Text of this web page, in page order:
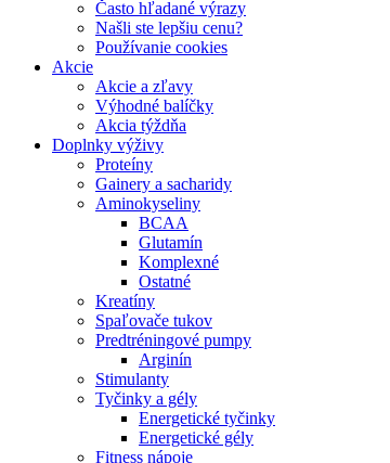
Často hľadané výrazy
Našli ste lepšiu cenu?
Používanie cookies
Akcie
Akcie a zľavy
Výhodné balíčky
Akcia týždňa
Doplnky výživy
Proteíny
Gainery a sacharidy
Aminokyseliny
BCAA
Glutamín
Komplexné
Ostatné
Kreatíny
Spaľovače tukov
Predtréningové pumpy
Arginín
Stimulanty
Tyčinky a gély
Energetické tyčinky
Energetické gély
Fitness nápoje